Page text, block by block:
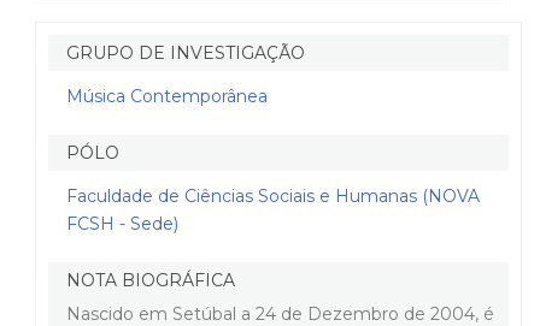
GRUPO DE INVESTIGAÇÃO
Música Contemporânea
PÓLO
Faculdade de Ciências Sociais e Humanas (NOVA
FCSH - Sede)
NOTA BIOGRÁFICA
Nascido em Setúbal a 24 de Dezembro de 2004, é